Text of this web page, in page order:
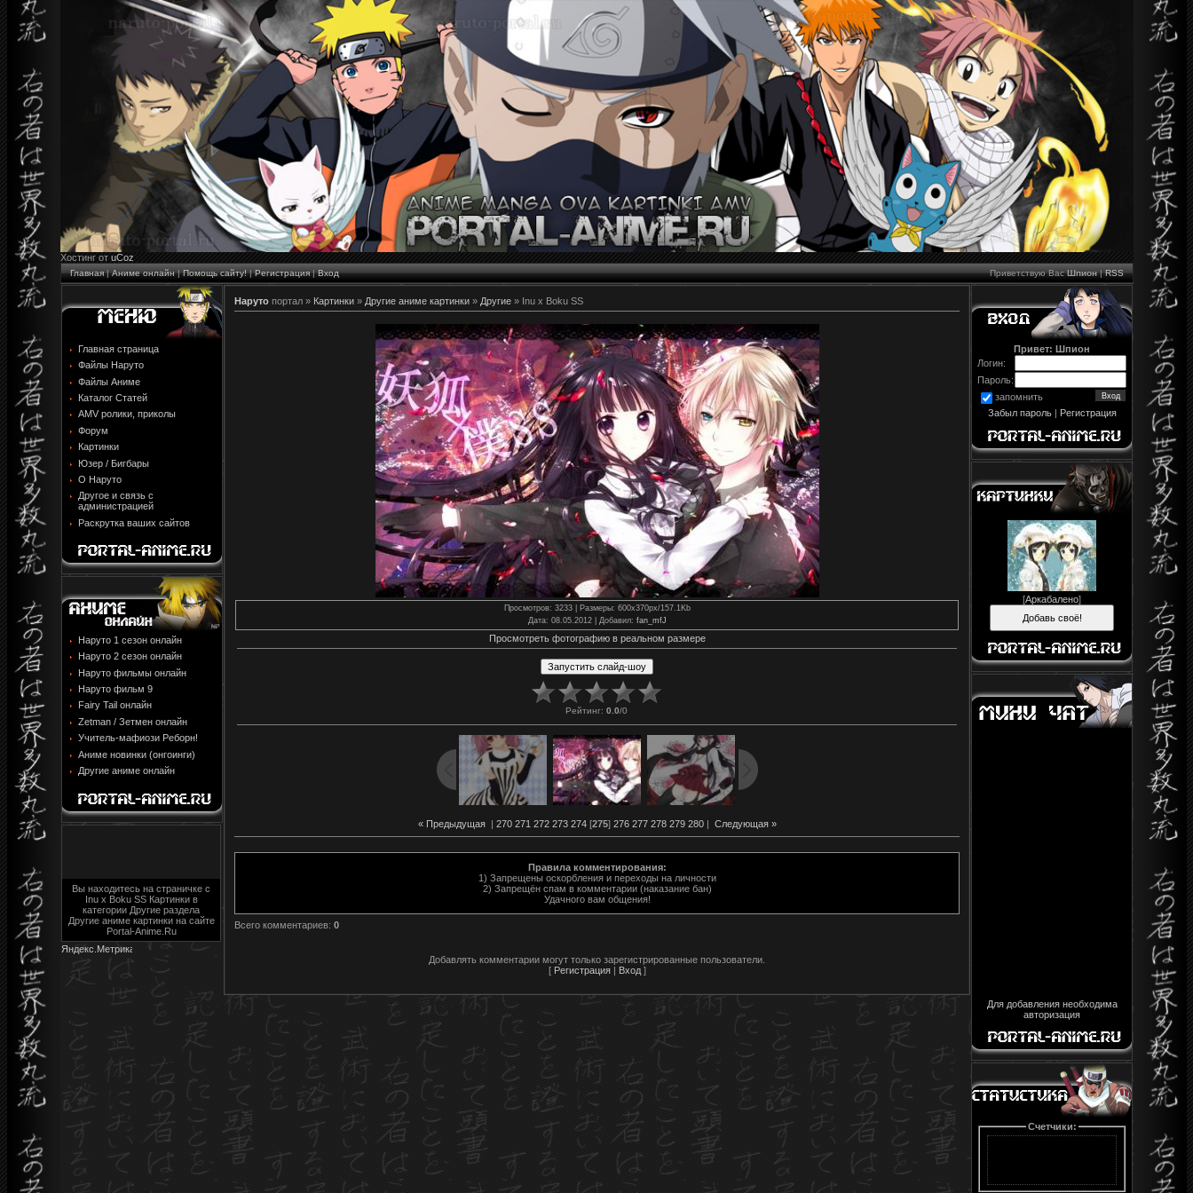
Хостинг от uCoz
Главная|Аниме онлайн|Помощь сайту!|Регистрация|Вход Приветствую Вас Шпион|RSS
Главная страница
Файлы Наруто
Файлы Аниме
Каталог Статей
AMV ролики, приколы
Форум
Картинки
Юзер / Бигбары
О Наруто
Другое и связь с
администрацией
Раскрутка ваших сайтов
Наруто 1 сезон онлайн
Наруто 2 сезон онлайн
Наруто фильмы онлайн
Наруто фильм 9
Fairy Tail онлайн
Zetman / Зетмен онлайн
Учитель-мафиози Реборн!
Аниме новинки (онгоинги)
Другие аниме онлайн
Вы находитесь на страничке с
Inu x Boku SS Картинки в
категории Другие раздела
Другие аниме картинки на сайте
Portal-Anime.Ru
Наруто портал » Картинки » Другие аниме картинки » Другие » Inu x Boku SS
Просмотров: 3233 | Размеры: 600x370px/157.1Kb
Дата: 08.05.2012 | Добавил: fan_mfJ
Просмотреть фотографию в реальном размере
Рейтинг: 0.0/0
« Предыдущая| 270 271 272 273 274[275] 276 277 278 279 280| Следующая »
Правила комментирования:
1) Запрещены оскорбления и переходы на личности
2) Запрещён спам в комментарии (наказание бан)
Удачного вам общения!
Всего комментариев: 0
Добавлять комментарии могут только зарегистрированные пользователи.
[ Регистрация| Вход]
Привет: Шпион
Логин:
Пароль:
запомнить
Забыл пароль| Регистрация
[Аркабалено]
Для добавления необходима
авторизация
Счетчики: